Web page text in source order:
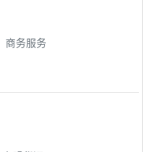
商务服务